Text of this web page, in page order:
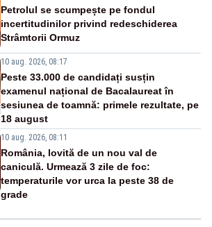
Petrolul se scumpește pe fondul
incertitudinilor privind redeschiderea
Strâmtorii Ormuz
10 aug. 2026, 08:17
Peste 33.000 de candidați susțin
examenul național de Bacalaureat în
sesiunea de toamnă: primele rezultate, pe
18 august
10 aug. 2026, 08:11
România, lovită de un nou val de
caniculă. Urmează 3 zile de foc:
temperaturile vor urca la peste 38 de
grade